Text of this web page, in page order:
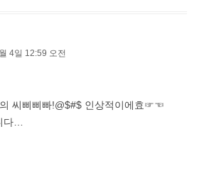
4일 12:59 오전
씨삐삐빠!@$#$ 인상적이에효☞☜
다…